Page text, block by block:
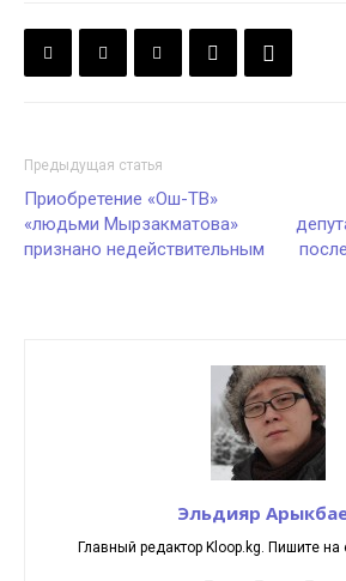
Предыдущая статья
Приобретение «Ош-ТВ»
«людьми Мырзакматова»
признано недействительным
Эльдияр
Главный редактор Kloop.kg. Пишите на